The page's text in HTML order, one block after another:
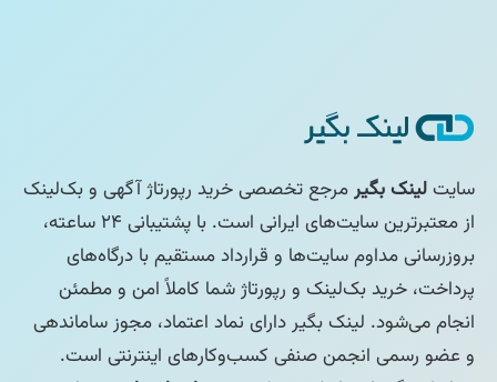
سایتلینک بگیرمرجع تخصصی خرید رپورتاژ آگهی و بک‌لینک
از معتبرترین سایت‌های ایرانی است. با پشتیبانی ۲۴ ساعته،
بروزرسانی مداوم سایت‌ها و قرارداد مستقیم با درگاه‌های
پرداخت، خرید بک‌لینک و رپورتاژ شما کاملاً امن و مطمئن
انجام می‌شود. لینک بگیر دارای نماد اعتماد، مجوز ساماندهی
و عضو رسمی انجمن صنفی کسب‌وکارهای اینترنتی است.